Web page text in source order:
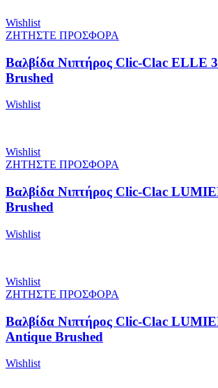
Wishlist
ΖΗΤΗΣΤΕ ΠΡΟΣΦΟΡΑ
Βαλβίδα Νιπτήρος Clic-Clac ELLE
Brushed
Wishlist
Wishlist
ΖΗΤΗΣΤΕ ΠΡΟΣΦΟΡΑ
Βαλβίδα Νιπτήρος Clic-Clac
Brushed
Wishlist
Wishlist
ΖΗΤΗΣΤΕ ΠΡΟΣΦΟΡΑ
Βαλβίδα Νιπτήρος Clic-Clac
Antique Brushed
Wishlist